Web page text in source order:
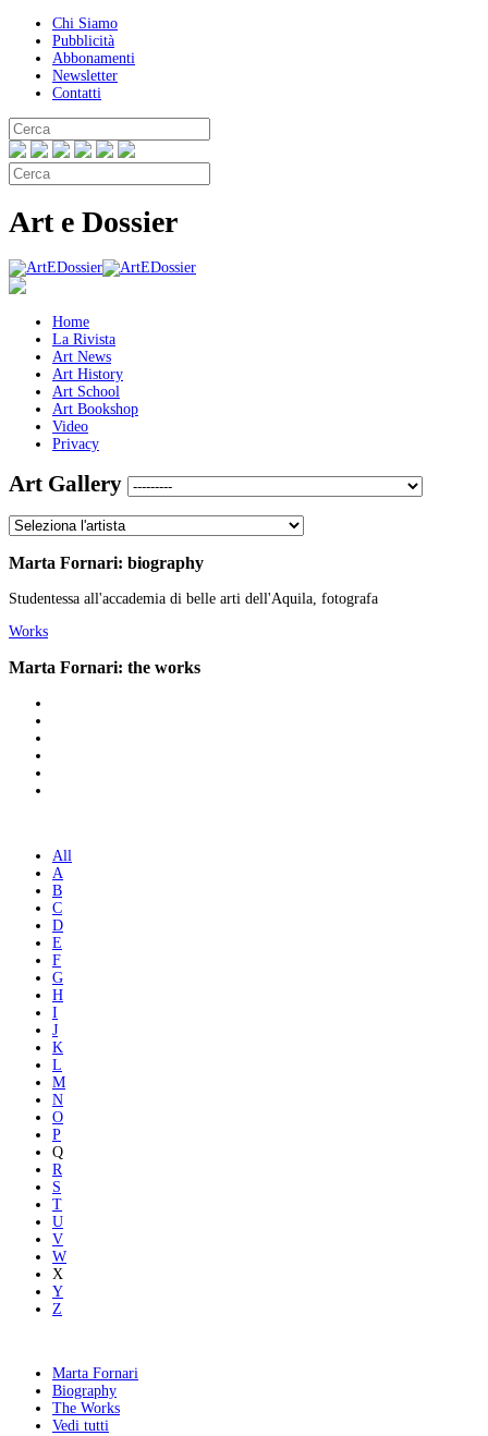
Chi Siamo
Pubblicità
Abbonamenti
Newsletter
Contatti
Art e Dossier
Home
La Rivista
Art News
Art History
Art School
Art Bookshop
Video
Privacy
Art Gallery
Marta Fornari: biography
Studentessa all'accademia di belle arti dell'Aquila, fotografa
Works
Marta Fornari: the works
All
A
B
C
D
E
F
G
H
I
J
K
L
M
N
O
P
Q
R
S
T
U
V
W
X
Y
Z
Marta Fornari
Biography
The Works
Vedi tutti